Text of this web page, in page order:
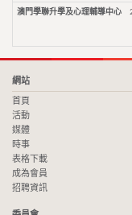
澳門學聯升學及心理輔導中心
網站
首頁
活動
媒體
時事
表格下載
成為會員
招聘資訊